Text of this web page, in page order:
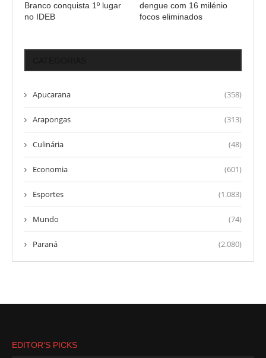
Branco conquista 1º lugar
no IDEB
dengue com 16 milénio
focos eliminados
Apucarana (358)
Arapongas (313)
Culinária (48)
Economia (601)
Esportes (1.083)
Mundo (74)
Paraná (2.080)
EDITOR’S PICKS